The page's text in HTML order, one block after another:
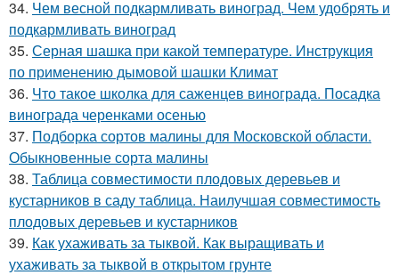
34. Чем весной подкармливать виноград. Чем удобрять и
подкармливать виноград
35. Серная шашка при какой температуре. Инструкция
по применению дымовой шашки Климат
36. Что такое школка для саженцев винограда. Посадка
винограда черенками осенью
37. Подборка сортов малины для Московской области.
Обыкновенные сорта малины
38. Таблица совместимости плодовых деревьев и
кустарников в саду таблица. Наилучшая совместимость
плодовых деревьев и кустарников
39. Как ухаживать за тыквой. Как выращивать и
ухаживать за тыквой в открытом грунте